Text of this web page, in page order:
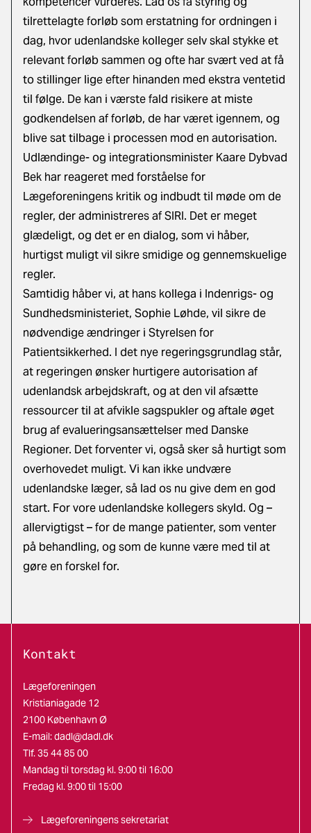
tilrettelagte forløb som erstatning for ordningen i
dag, hvor udenlandske kolleger selv skal stykke et
relevant forløb sammen og ofte har svært ved at få
to stillinger lige efter hinanden med ekstra ventetid
til følge. De kan i værste fald risikere at miste
godkendelsen af forløb, de har været igennem, og
blive sat tilbage i processen mod en autorisation.
Udlændinge- og integrationsminister Kaare Dybvad
Bek har reageret med forståelse for
Lægeforeningens kritik og indbudt til møde om de
regler, der administreres af SIRI. Det er meget
glædeligt, og det er en dialog, som vi håber,
hurtigst muligt vil sikre smidige og gennemskuelige
regler.
Samtidig håber vi, at hans kollega i Indenrigs- og
Sundhedsministeriet, Sophie Løhde, vil sikre de
nødvendige ændringer i Styrelsen for
Patientsikkerhed. I det nye regeringsgrundlag står,
at regeringen ønsker hurtigere autorisation af
udenlandsk arbejdskraft, og at den vil afsætte
ressourcer til at afvikle sagspukler og aftale øget
brug af evalueringsansættelser med Danske
Regioner. Det forventer vi, også sker så hurtigt som
overhovedet muligt. Vi kan ikke undvære
udenlandske læger, så lad os nu give dem en god
start. For vore udenlandske kollegers skyld. Og –
allervigtigst – for de mange patienter, som venter
på behandling, og som de kunne være med til at
gøre en forskel for.
Kontakt
Lægeforeningen
Kristianiagade 12
2100 København Ø
E-mail:dadl@dadl.dk
Tlf. 35 44 85 00
Mandag til torsdag kl. 9:00 til 16:00
Fredag kl. 9:00 til 15:00
Lægeforeningens sekretariat